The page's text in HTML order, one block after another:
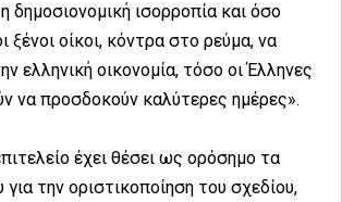
δημοσιονομική ισορροπία και όσο
ξένοι οίκοι, κόντρα στο ρεύμα, να
ελληνική οικονομία, τόσο οι Έλληνες
να προσδοκούν καλύτερες ημέρες».
έχει θέσει ως ορόσημο τα
την οριστικοποίηση του σχεδίου,